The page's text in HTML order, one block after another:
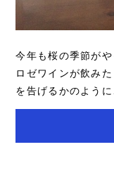
今年も桜の季節が
ロゼワインが飲み
を告げるかのよう
の中にも淡いピン